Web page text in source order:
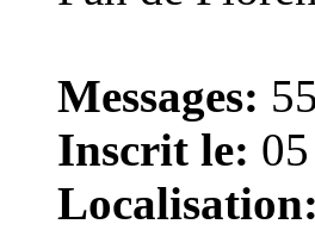
Messages: 55
Inscrit le:
Localisation: